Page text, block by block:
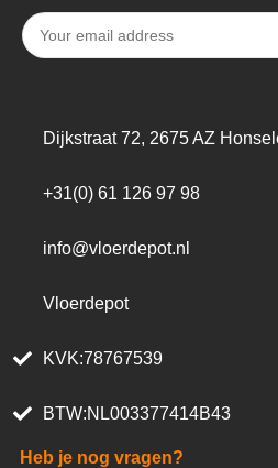
Dijkstraat 72, 2675 AZ
+31(0) 61 126 97 98
info@vloerdepot.nl
Vloerdepot
KVK:78767539
BTW:NL003377414B43
Heb je nog vragen?